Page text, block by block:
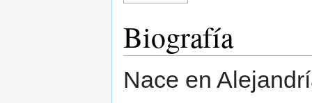
Biografía
Nace en